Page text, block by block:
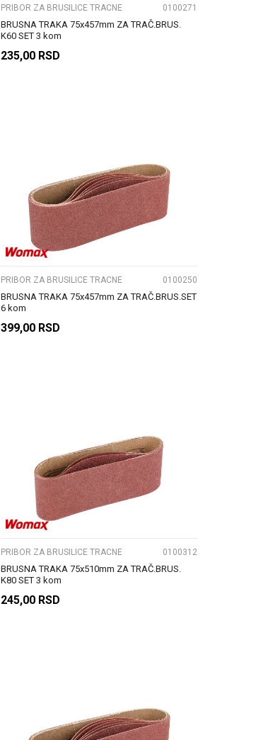
PRIBOR ZA BRUSILICE TRACNE 0100271
BRUSNA TRAKA 75x457mm ZA TRAČ.BRUS.
K60 SET 3 kom
235,00 RSD
UPOREDI
PRIBOR ZA BRUSILICE TRACNE 0100250
BRUSNA TRAKA 75x457mm ZA TRAČ.BRUS.SET
6 kom
399,00 RSD
UPOREDI
PRIBOR ZA BRUSILICE TRACNE 0100312
BRUSNA TRAKA 75x510mm ZA TRAČ.BRUS.
K80 SET 3 kom
245,00 RSD